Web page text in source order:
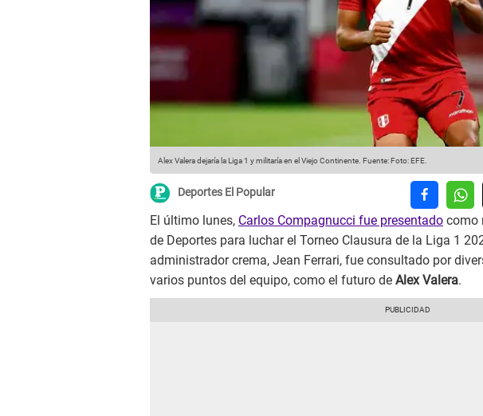
Alex Valera dejaría la Liga 1 y militaría en el Viejo Continente. Fuente: Foto: EFE.
Deportes El Popular
El último lunes, Carlos Compagnucci fue presentado como
de Deportes para luchar el Torneo Clausura de la Liga 1
administrador crema, Jean Ferrari, fue consultado por
varios puntos del equipo, como el futuro de Alex Valera.